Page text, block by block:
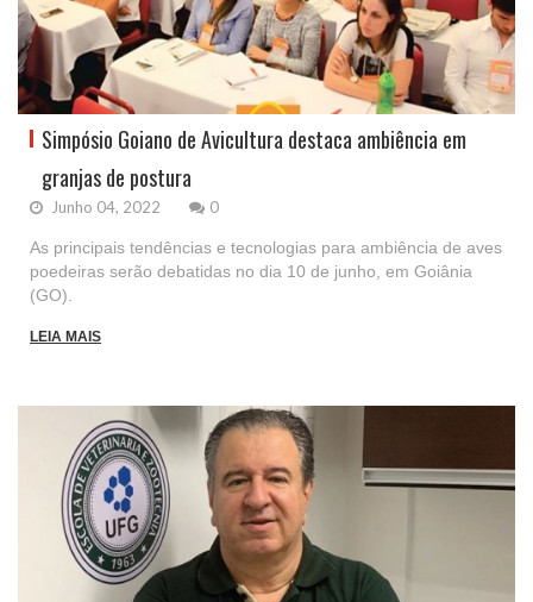
Simpósio Goiano de Avicultura destaca ambiência em
granjas de postura
Junho 04, 2022 0
As principais tendências e tecnologias para ambiência de aves
poedeiras serão debatidas no dia 10 de junho, em Goiânia
(GO).
LEIA MAIS